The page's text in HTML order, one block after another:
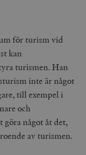
för turism vid
kan
turismen. Han
inte är något
till exempel i
och
något åt det,
av turismen.